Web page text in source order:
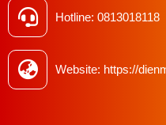
Hotline: 0813018118
Website: https://